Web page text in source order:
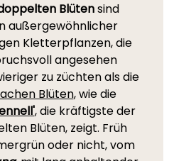
Blütensind
außergewöhnlicher
Kletterpflanzen, die
angesehen
zu züchten als die
Blüten, wie die
, die kräftigste der
Blüten, zeigt. Früh
oder nicht, vom